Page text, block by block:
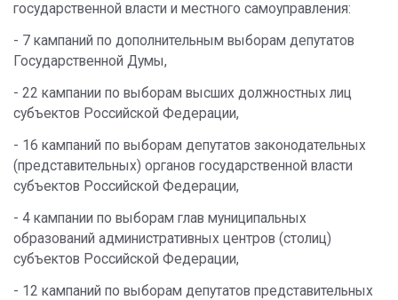
государственной власти и местного самоуправления:
- 7 кампаний по дополнительным выборам депутатов
Государственной Думы,
- 22 кампании по выборам высших должностных лиц
субъектов Российской Федерации,
- 16 кампаний по выборам депутатов законодательных
(представительных) органов государственной власти
субъектов Российской Федерации,
- 4 кампании по выборам глав муниципальных
образований административных центров (столиц)
субъектов Российской Федерации,
- 12 кампаний по выборам депутатов представительных